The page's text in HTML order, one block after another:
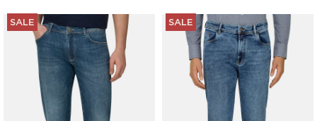
SALE SALE